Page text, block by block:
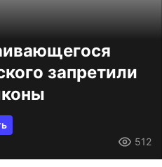
запретили
512